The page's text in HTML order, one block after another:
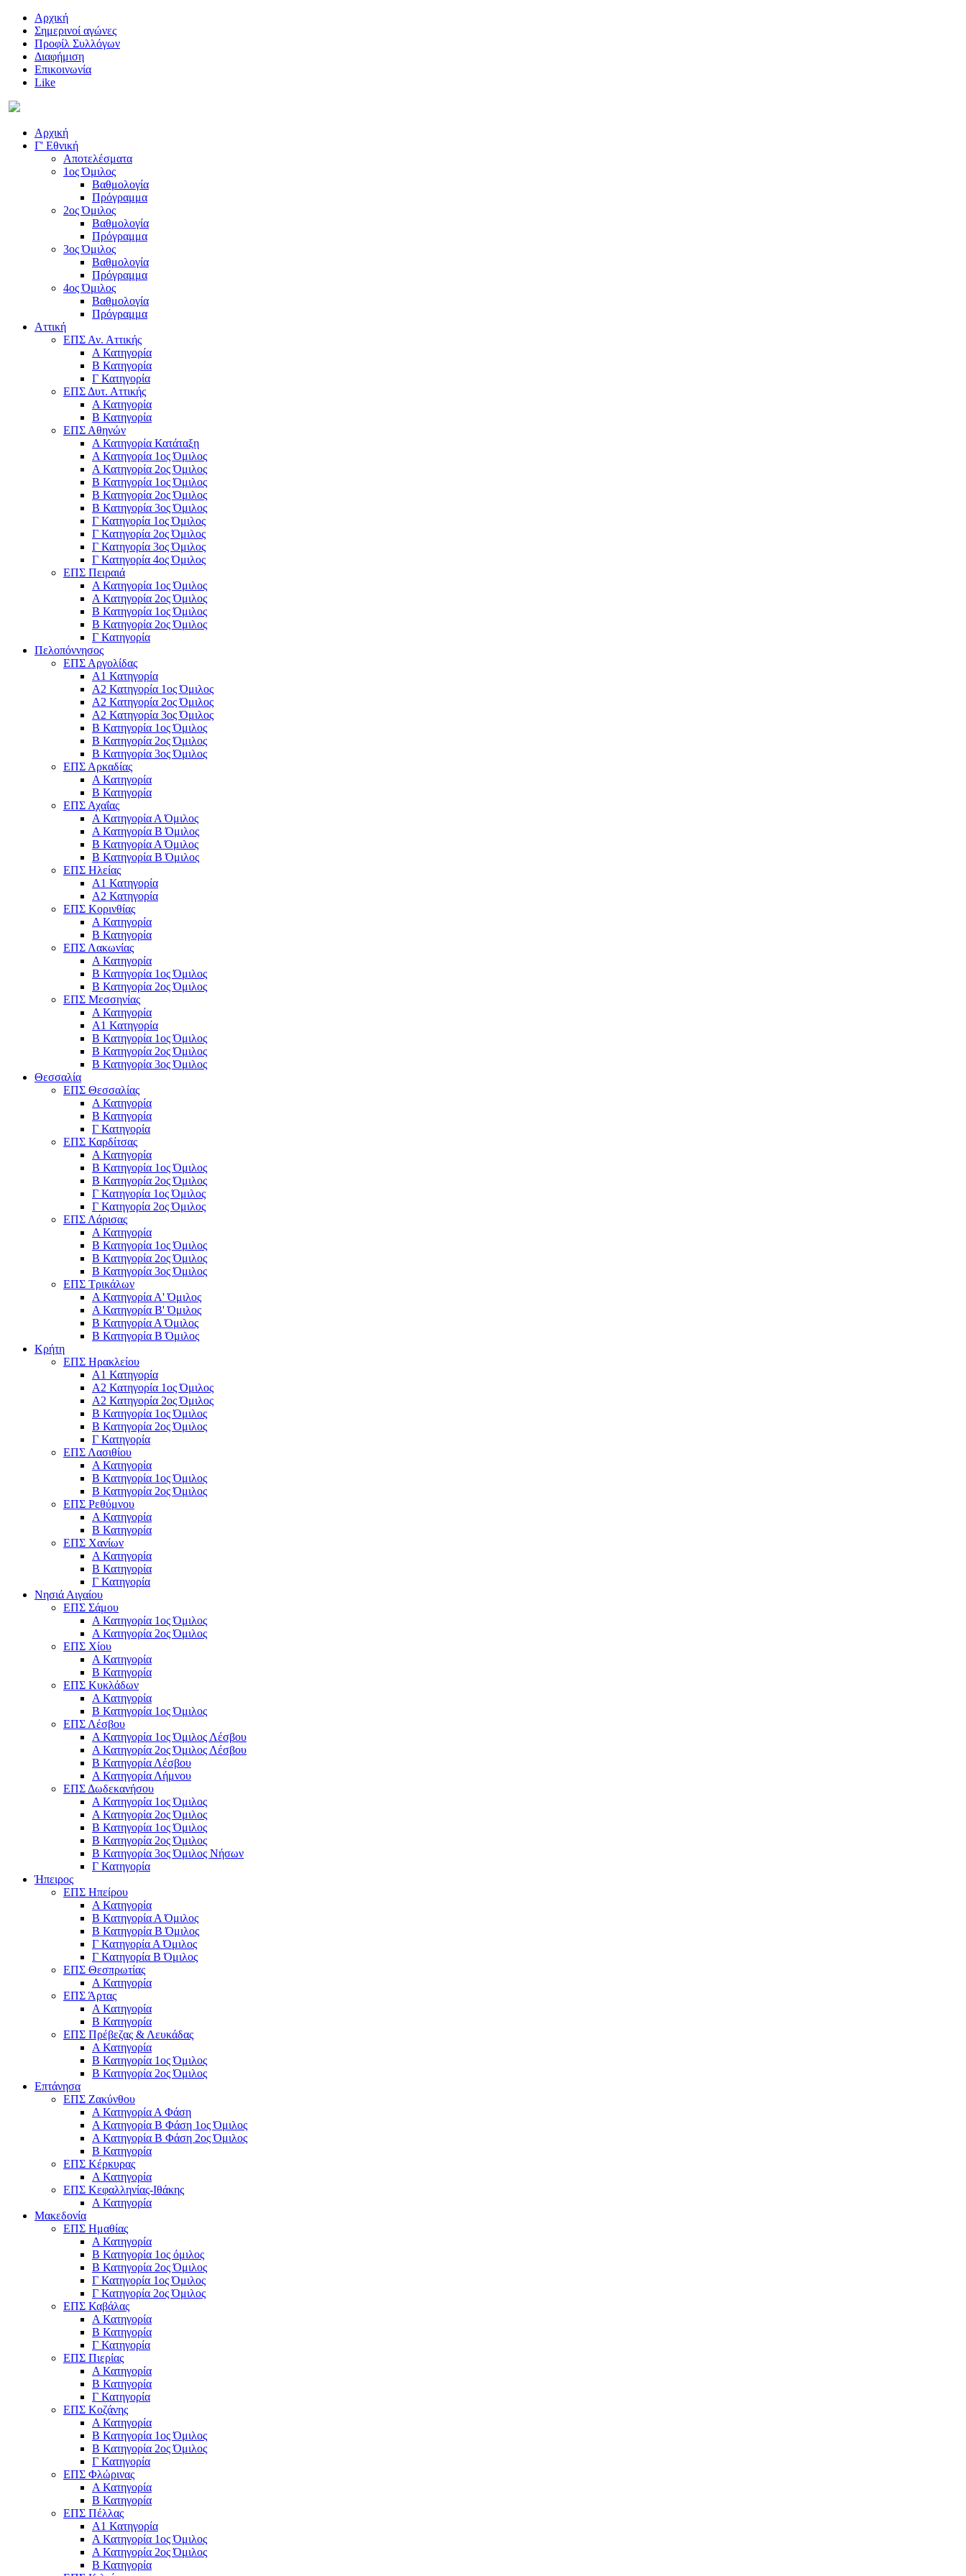
Αρχική
Σημερινοί αγώνες
Προφίλ Συλλόγων
Διαφήμιση
Επικοινωνία
Like
Αρχική
Γ' Εθνική
Αποτελέσματα
1ος Όμιλος
Βαθμολογία
Πρόγραμμα
2ος Όμιλος
Βαθμολογία
Πρόγραμμα
3ος Όμιλος
Βαθμολογία
Πρόγραμμα
4ος Όμιλος
Βαθμολογία
Πρόγραμμα
Αττική
ΕΠΣ Αν. Αττικής
Α Κατηγορία
Β Κατηγορία
Γ Κατηγορία
ΕΠΣ Δυτ. Αττικής
Α Κατηγορία
Β Κατηγορία
ΕΠΣ Αθηνών
Α Κατηγορία Κατάταξη
Α Κατηγορία 1ος Όμιλος
Α Κατηγορία 2ος Όμιλος
Β Κατηγορία 1ος Όμιλος
Β Κατηγορία 2ος Όμιλος
Β Κατηγορία 3ος Όμιλος
Γ Κατηγορία 1ος Όμιλος
Γ Κατηγορία 2ος Όμιλος
Γ Κατηγορία 3ος Όμιλος
Γ Κατηγορία 4ος Όμιλος
ΕΠΣ Πειραιά
Α Κατηγορία 1ος Όμιλος
Α Κατηγορία 2ος Όμιλος
Β Κατηγορία 1ος Όμιλος
Β Κατηγορία 2ος Όμιλος
Γ Κατηγορία
Πελοπόννησος
ΕΠΣ Αργολίδας
Α1 Κατηγορία
Α2 Κατηγορία 1ος Όμιλος
Α2 Κατηγορία 2ος Όμιλος
Α2 Κατηγορία 3ος Όμιλος
Β Κατηγορία 1ος Όμιλος
Β Κατηγορία 2ος Όμιλος
Β Κατηγορία 3ος Όμιλος
ΕΠΣ Αρκαδίας
Α Κατηγορία
Β Κατηγορία
ΕΠΣ Αχαΐας
Α Κατηγορία Α Όμιλος
Α Κατηγορία Β Όμιλος
Β Κατηγορία Α Όμιλος
Β Κατηγορία Β Όμιλος
ΕΠΣ Ηλείας
Α1 Κατηγορία
Α2 Κατηγορία
ΕΠΣ Κορινθίας
Α Κατηγορία
Β Κατηγορία
ΕΠΣ Λακωνίας
Α Κατηγορία
Β Κατηγορία 1ος Όμιλος
Β Κατηγορία 2ος Όμιλος
ΕΠΣ Μεσσηνίας
Α Κατηγορία
Α1 Κατηγορία
Β Κατηγορία 1ος Όμιλος
Β Κατηγορία 2ος Όμιλος
Β Κατηγορία 3ος Όμιλος
Θεσσαλία
ΕΠΣ Θεσσαλίας
Α Κατηγορία
Β Κατηγορία
Γ Κατηγορία
ΕΠΣ Καρδίτσας
Α Κατηγορία
Β Κατηγορία 1ος Όμιλος
Β Κατηγορία 2ος Όμιλος
Γ Κατηγορία 1ος Όμιλος
Γ Κατηγορία 2ος Όμιλος
ΕΠΣ Λάρισας
Α Κατηγορία
Β Κατηγορία 1ος Όμιλος
Β Κατηγορία 2ος Όμιλος
Β Κατηγορία 3ος Όμιλος
ΕΠΣ Τρικάλων
Α Κατηγορία Α' Όμιλος
Α Κατηγορία Β' Όμιλος
Β Κατηγορία Α Όμιλος
Β Κατηγορία Β Όμιλος
Κρήτη
ΕΠΣ Ηρακλείου
Α1 Κατηγορία
Α2 Κατηγορία 1ος Όμιλος
Α2 Κατηγορία 2ος Όμιλος
Β Κατηγορία 1ος Όμιλος
Β Κατηγορία 2ος Όμιλος
Γ Κατηγορία
ΕΠΣ Λασιθίου
Α Κατηγορία
Β Κατηγορία 1ος Όμιλος
Β Κατηγορία 2ος Όμιλος
ΕΠΣ Ρεθύμνου
Α Κατηγορία
Β Κατηγορία
ΕΠΣ Χανίων
Α Κατηγορία
Β Κατηγορία
Γ Κατηγορία
Νησιά Αιγαίου
ΕΠΣ Σάμου
Α Κατηγορία 1ος Όμιλος
Α Κατηγορία 2ος Όμιλος
ΕΠΣ Χίου
Α Κατηγορία
Β Κατηγορία
ΕΠΣ Κυκλάδων
Α Κατηγορία
Β Κατηγορία 1ος Όμιλος
ΕΠΣ Λέσβου
Α Κατηγορία 1ος Όμιλος Λέσβου
Α Κατηγορία 2ος Όμιλος Λέσβου
B Κατηγορία Λέσβου
Α Κατηγορία Λήμνου
ΕΠΣ Δωδεκανήσου
Α Κατηγορία 1ος Όμιλος
Α Κατηγορία 2ος Όμιλος
Β Κατηγορία 1ος Όμιλος
Β Κατηγορία 2ος Όμιλος
Β Κατηγορία 3ος Όμιλος Νήσων
Γ Κατηγορία
Ήπειρος
ΕΠΣ Ηπείρου
Α Κατηγορία
Β Κατηγορία Α Όμιλος
Β Κατηγορία Β Όμιλος
Γ Κατηγορία Α Όμιλος
Γ Κατηγορία Β Όμιλος
ΕΠΣ Θεσπρωτίας
Α Κατηγορία
ΕΠΣ Άρτας
Α Κατηγορία
Β Κατηγορία
ΕΠΣ Πρέβεζας & Λευκάδας
Α Κατηγορία
Β Κατηγορία 1ος Όμιλος
Β Κατηγορία 2ος Όμιλος
Επτάνησα
ΕΠΣ Ζακύνθου
Α Κατηγορία Α Φάση
Α Κατηγορία Β Φάση 1ος Όμιλος
Α Κατηγορία Β Φάση 2ος Όμιλος
Β Κατηγορία
ΕΠΣ Κέρκυρας
A Κατηγορία
ΕΠΣ Κεφαλληνίας-Ιθάκης
Α Κατηγορία
Μακεδονία
ΕΠΣ Ημαθίας
Α Κατηγορία
Β Κατηγορία 1ος όμιλος
Β Κατηγορία 2ος Όμιλος
Γ Κατηγορία 1ος Όμιλος
Γ Κατηγορία 2ος Όμιλος
ΕΠΣ Καβάλας
Α Κατηγορία
Β Κατηγορία
Γ Κατηγορία
ΕΠΣ Πιερίας
Α Κατηγορία
Β Κατηγορία
Γ Κατηγορία
ΕΠΣ Κοζάνης
Α Κατηγορία
Β Κατηγορία 1ος Όμιλος
Β Κατηγορία 2ος Όμιλος
Γ Κατηγορία
ΕΠΣ Φλώρινας
Α Κατηγορία
Β Κατηγορία
ΕΠΣ Πέλλας
Α1 Κατηγορία
Α Κατηγορία 1ος Όμιλος
Α Κατηγορία 2ος Όμιλος
Β Κατηγορία